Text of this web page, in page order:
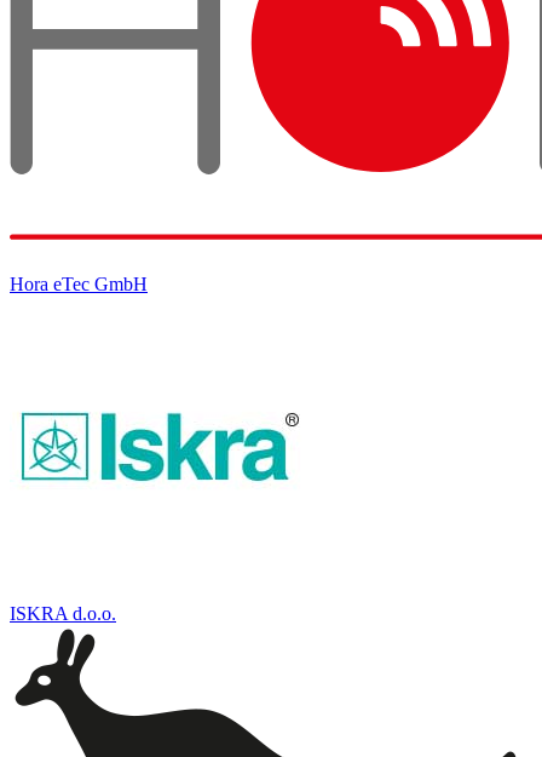
Hora eTec GmbH
ISKRA d.o.o.